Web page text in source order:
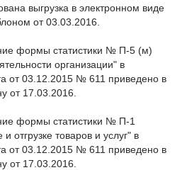
выгрузка в электронном виде
от 03.03.2016.
формы статистики № П-5 (м)
организации" в
от 03.12.2015 № 611 приведено в
от 17.03.2016.
формы статистики № П-1
отгрузке товаров и услуг" в
от 03.12.2015 № 611 приведено в
от 17.03.2016.